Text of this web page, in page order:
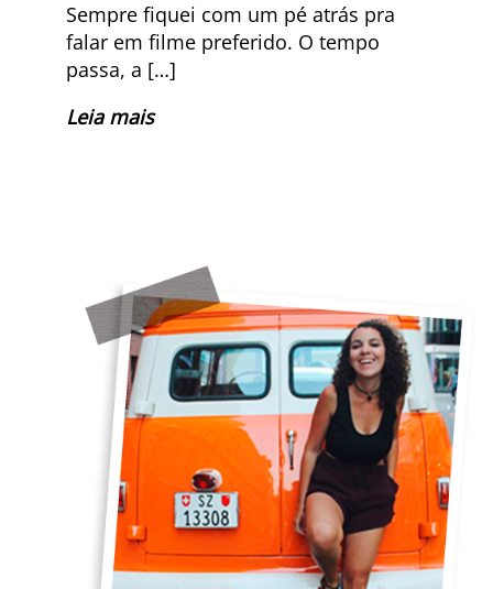
Sempre fiquei com um pé atrás pra
falar em filme preferido. O tempo
passa, a […]
Leia mais